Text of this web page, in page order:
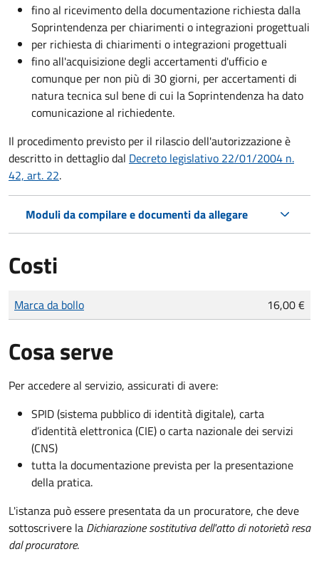
fino al ricevimento della documentazione richiesta dalla
Soprintendenza per chiarimenti o integrazioni progettuali
per richiesta di chiarimenti o integrazioni progettuali
fino all'acquisizione degli accertamenti d'ufficio e
comunque per non più di 30 giorni, per accertamenti di
natura tecnica sul bene di cui la Soprintendenza ha dato
comunicazione al richiedente.
Il procedimento previsto per il rilascio dell'autorizzazione è
descritto in dettaglio dal Decreto legislativo 22/01/2004 n.
42, art. 22.
Moduli da compilare e documenti da allegare
Costi
Tipo di pagamento
Importo
Marca da bollo 16,00 €
Cosa serve
Per accedere al servizio, assicurati di avere:
SPID (sistema pubblico di identità digitale), carta
d’identità elettronica (CIE) o carta nazionale dei servizi
(CNS)
tutta la documentazione prevista per la presentazione
della pratica.
L'istanza può essere presentata da un procuratore, che deve
sottoscrivere la Dichiarazione sostitutiva dell'atto di notorietà resa
dal procuratore.